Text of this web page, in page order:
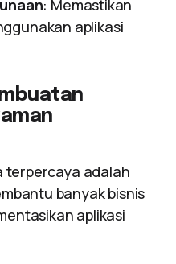
: Memastikan
aplikasi
terpercaya adalah
banyak bisnis
aplikasi